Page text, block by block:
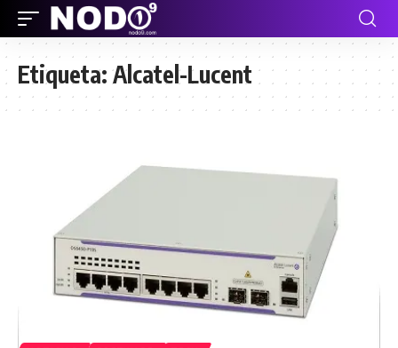
Etiqueta:Alcatel-Lucent